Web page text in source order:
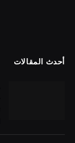
أحدث المقالات